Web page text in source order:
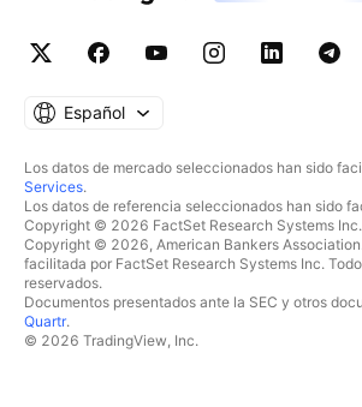
Español
Los datos de mercado seleccionados han sido
Services.
Los datos de referencia seleccionados han sido
Copyright © 2026 FactSet Research Systems Inc.
Copyright © 2026, American Bankers
facilitada por FactSet Research Systems Inc.
reservados.
Documentos presentados ante la SEC y otros
Quartr.
© 2026 TradingView, Inc.